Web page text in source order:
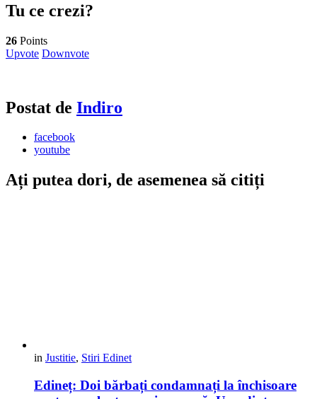
Tu ce crezi?
26 Points
Upvote Downvote
Postat de Indiro
facebook
youtube
Ați putea dori, de asemenea să citiți
in Justitie, Stiri Edinet
Edineț: Doi bărbați condamnați la închisoare